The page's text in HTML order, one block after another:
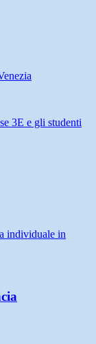
3E e gli studenti
individuale in